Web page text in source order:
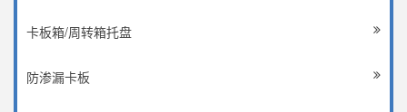
卡板箱/周转箱托盘
防渗漏卡板